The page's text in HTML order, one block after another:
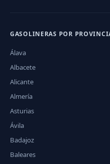
GASOLINERAS POR
Álava
Albacete
Alicante
Almería
Asturias
Ávila
Badajoz
Baleares